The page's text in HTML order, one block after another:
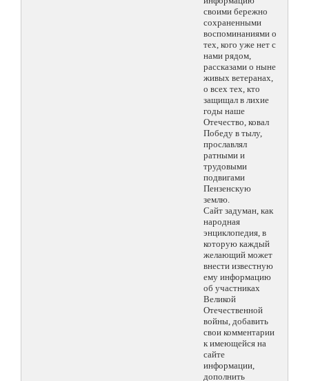
своими бережно
сохраненными
воспоминаниями о
тех, кого уже нет с
нами рядом,
рассказами о ныне
живых ветеранах,
о всех тех, кто
защищал в лихие
годы наше
Отечество, ковал
Победу в тылу,
прославлял
ратными и
трудовыми
подвигами
Пензенскую
землю.
Сайт задуман, как
народная
энциклопедия, в
которую каждый
желающий может
внести известную
ему информацию
об участниках
Великой
Отечественной
войны, добавить
свои комментарии
к имеющейся на
сайте
информации,
дополнить